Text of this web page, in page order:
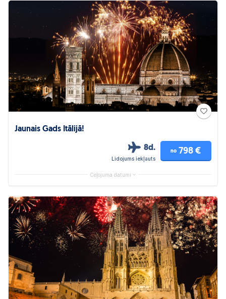
Jaunais Gads Itālijā!
8d.
Lidojums iekļauts
no 798 €
Ceļojuma datumi